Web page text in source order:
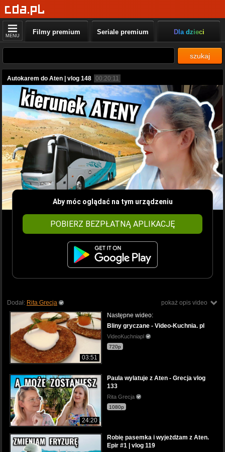
MENU Filmy premium Seriale premium Dla dzieci
szukaj
Autokarem do Aten | vlog 148 00:20:11
Aby móc oglądać na tym urządzeniu
POBIERZ BEZPŁATNĄ APLIKACJĘ
pokaż opis video
Dodał: Rita Grecja
03:51
Następne wideo:
Bliny gryczane - Video-Kuchnia. pl
VideoKuchniapl
720p
24:20
Paula wylatuje z Aten - Grecja vlog
133
Rita Grecja
1080p
Robię pasemka i wyjeżdżam z Aten.
Epir #1 | vlog 119